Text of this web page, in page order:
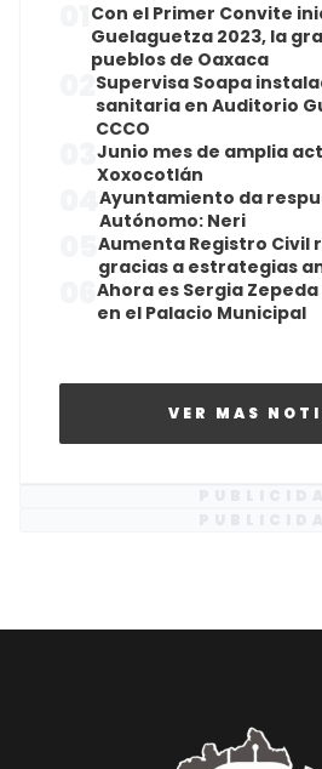
Con el Primer Convite
Guelaguetza 2023, la
pueblos de Oaxaca
Supervisa Soapa
sanitaria en Auditorio
CCCO
Junio mes de amplia
Xoxocotlán
Ayuntamiento da
Autónomo: Neri
Aumenta Registro Civil
gracias a estrategias
Ahora es Sergia
en el Palacio Municipal
VER MAS